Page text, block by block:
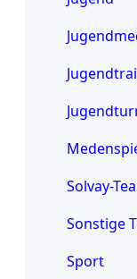
Solvay-
Sonstige
Sport